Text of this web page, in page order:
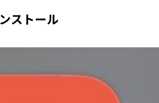
ストール